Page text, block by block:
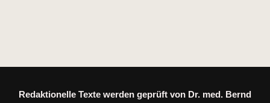
Redaktionelle Texte werden geprüft von Dr. med. Bernd